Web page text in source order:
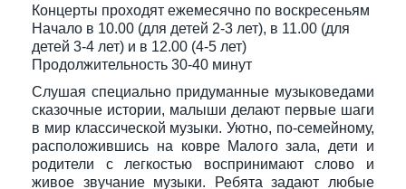
Концерты проходят ежемесячно по воскресеньям
Начало в 10.00 (для детей 2-3 лет), в 11.00 (для
детей 3-4 лет) и в 12.00 (4-5 лет)
Продолжительность 30-40 минут
Слушая специально придуманные музыковедами
сказочные истории, малыши делают первые шаги
в мир классической музыки. Уютно, по-семейному,
расположившись на ковре Малого зала, дети и
родители с легкостью воспринимают слово и
живое звучание музыки. Ребята задают любые